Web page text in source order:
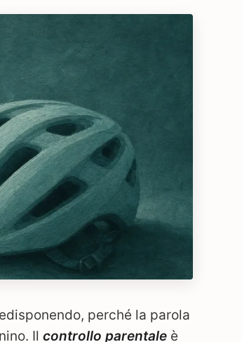
perché la parola
Il controllo parentale è